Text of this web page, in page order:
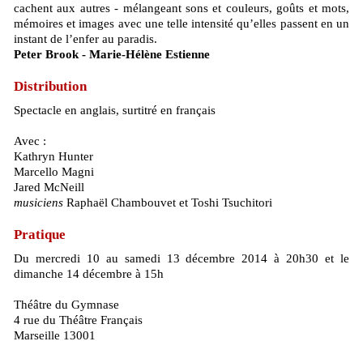
cachent aux autres - mélangeant sons et couleurs, goûts et mots,
mémoires et images avec une telle intensité qu’elles passent en un
instant de l’enfer au paradis.
Peter Brook - Marie-Hélène Estienne
Distribution
Spectacle en anglais, surtitré en français
Avec :
Kathryn Hunter
Marcello Magni
Jared McNeill
musiciens Raphaël Chambouvet et Toshi Tsuchitori
Pratique
Du mercredi 10 au samedi 13 décembre 2014 à 20h30 et le
dimanche 14 décembre à 15h
Théâtre du Gymnase
4 rue du Théâtre Français
Marseille 13001